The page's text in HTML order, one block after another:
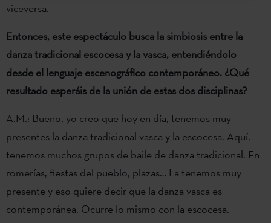
viceversa.
Entonces, este espectáculo busca la simbiosis entre la
danza tradicional escocesa y la vasca, entendiéndolo
desde el lenguaje escenográfico contemporáneo. ¿Qué
resultado esperáis de la unión de estas dos disciplinas?
A.M.: Bueno, yo creo que hoy en día, tenemos muy
presentes la danza tradicional vasca y la escocesa. Aquí,
tenemos muchos grupos de baile de danza tradicional. En
romerías, fiestas del pueblo, plazas… La tenemos muy
presente y eso quiere decir que la danza vasca es
contemporánea. Ocurre lo mismo con la escocesa.